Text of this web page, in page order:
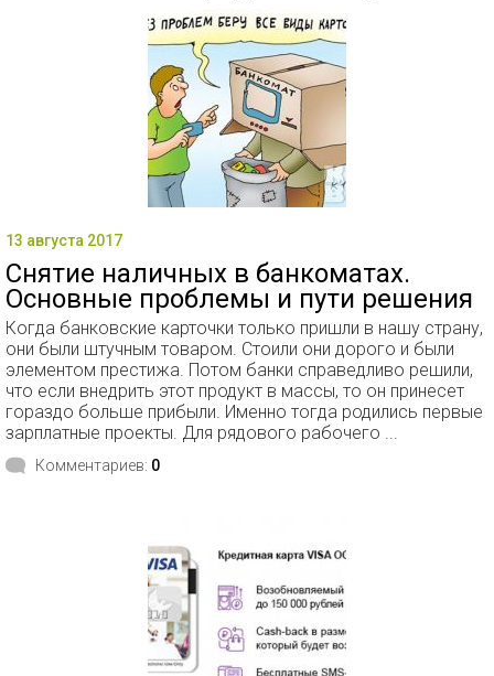
13 августа 2017
Снятие наличных в банкоматах.
Основные проблемы и пути решения
Когда банковские карточки только пришли в нашу страну,
они были штучным товаром. Стоили они дорого и были
элементом престижа. Потом банки справедливо решили,
что если внедрить этот продукт в массы, то он принесет
гораздо больше прибыли. Именно тогда родились первые
зарплатные проекты. Для рядового рабочего ...
Комментариев: 0